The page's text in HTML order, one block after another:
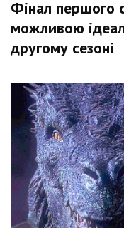
Фінал першого
можливою
другому сезоні